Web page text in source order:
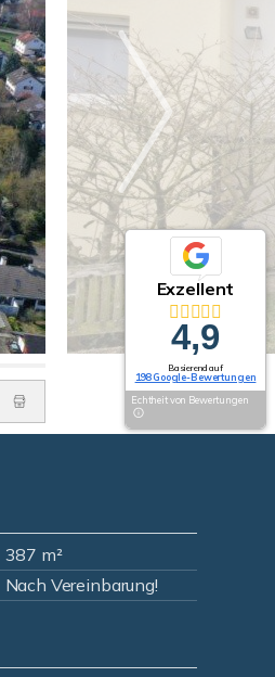
387 m²
Nach Vereinbarung!
Exzellent
4,9
Basierend auf
198 Google-Bewertungen
Echtheit von Bewertungen